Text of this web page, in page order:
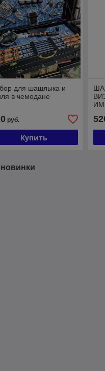
для шашлыка и
в чемодане
руб.
Купить